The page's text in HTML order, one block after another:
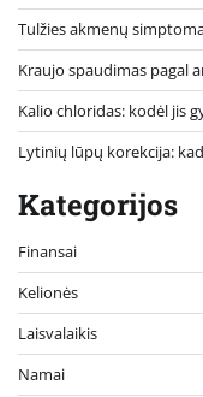
Tulžies akmenų
Kraujo spaudimas pagal
Kalio chloridas: kodėl jis
Lytinių lūpų korekcija:
Kategorijos
Finansai
Kelionės
Laisvalaikis
Namai